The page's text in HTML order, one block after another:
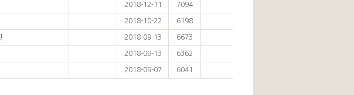
2018-12-11 7094
2018-10-22 6198
2018-09-13 6673
2018-09-13 6362
2018-09-07 6041